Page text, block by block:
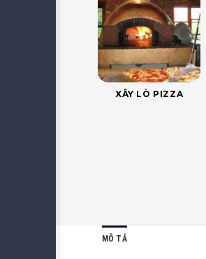
XÂY LÒ PIZZA
MÔ TẢ